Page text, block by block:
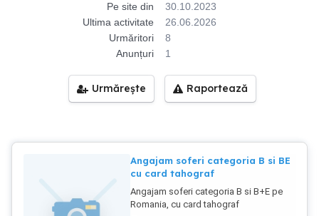
Pe site din
30.10.2023
Ultima activitate
26.06.2026
Urmăritori
8
Anunțuri
1
Urmărește Raportează
Angajam soferi categoria B si BE
cu card tahograf
Angajam soferi categoria B si B+E pe
Romania, cu card tahograf